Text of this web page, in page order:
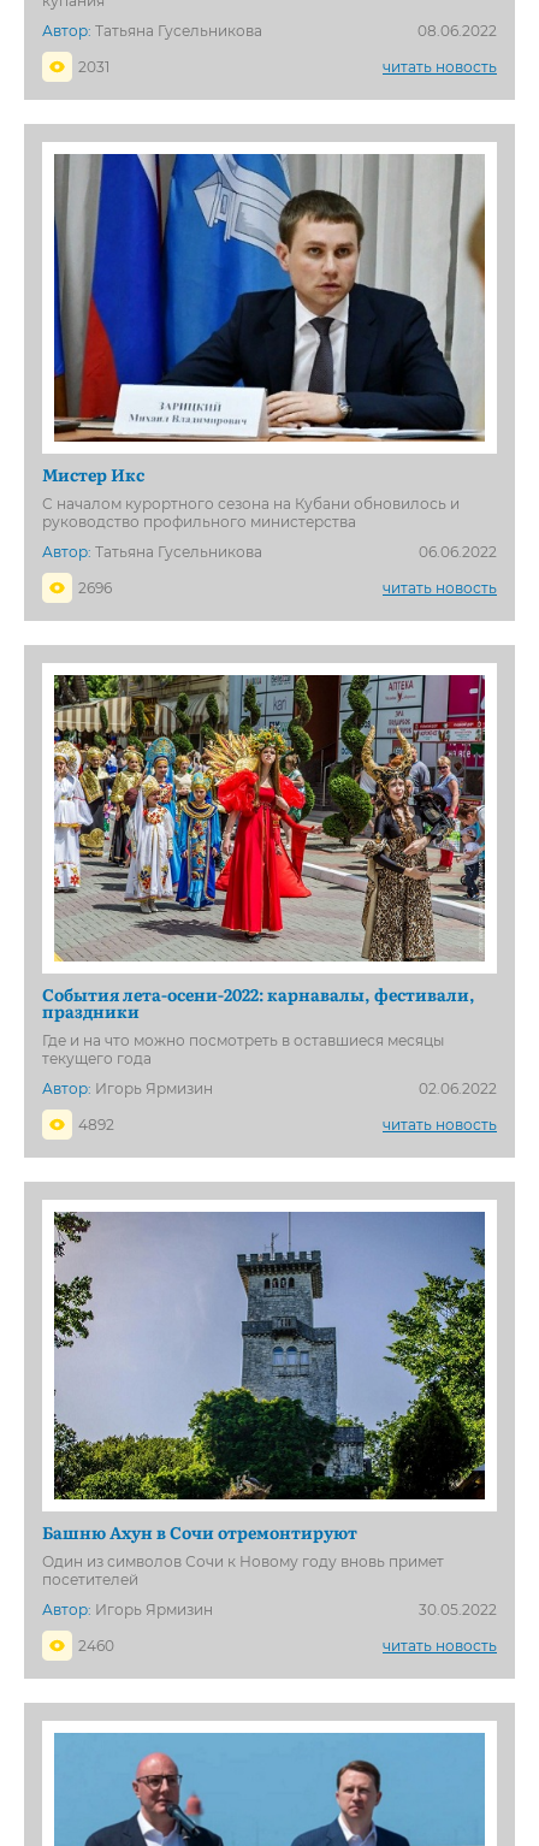
Автор: Татьяна Гусельникова
08.06.2022
2031
читать новость
Мистер Икс
С началом курортного сезона на Кубани обновилось и
руководство профильного министерства
Автор: Татьяна Гусельникова
06.06.2022
2696
читать новость
События лета-осени-2022: карнавалы, фестивали,
праздники
Где и на что можно посмотреть в оставшиеся месяцы
текущего года
Автор: Игорь Ярмизин
02.06.2022
4892
читать новость
Башню Ахун в Сочи отремонтируют
Один из символов Сочи к Новому году вновь примет
посетителей
Автор: Игорь Ярмизин
30.05.2022
2460
читать новость